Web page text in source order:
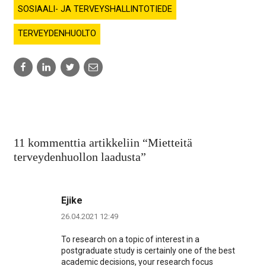
SOSIAALI- JA TERVEYSHALLINTOTIEDE
TERVEYDENHUOLTO
Share
to:
Share
to:
Share
to:
Share
to:
11 kommenttia artikkeliin “Mietteitä
terveydenhuollon laadusta”
Ejike
26.04.2021 12:49
To research on a topic of interest in a
postgraduate study is certainly one of the best
academic decisions, your research focus